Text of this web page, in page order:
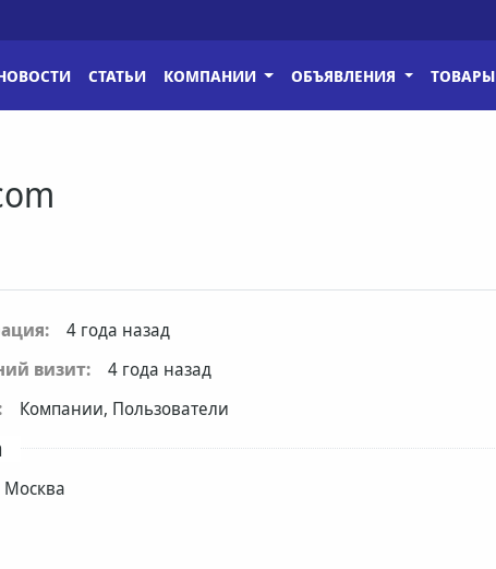
СТАТЬИ КОМПАНИИ ОБЪЯВЛЕНИЯ ТОВАРЫ
4 года назад
визит:
4 года назад
Компании, Пользователи
Москва